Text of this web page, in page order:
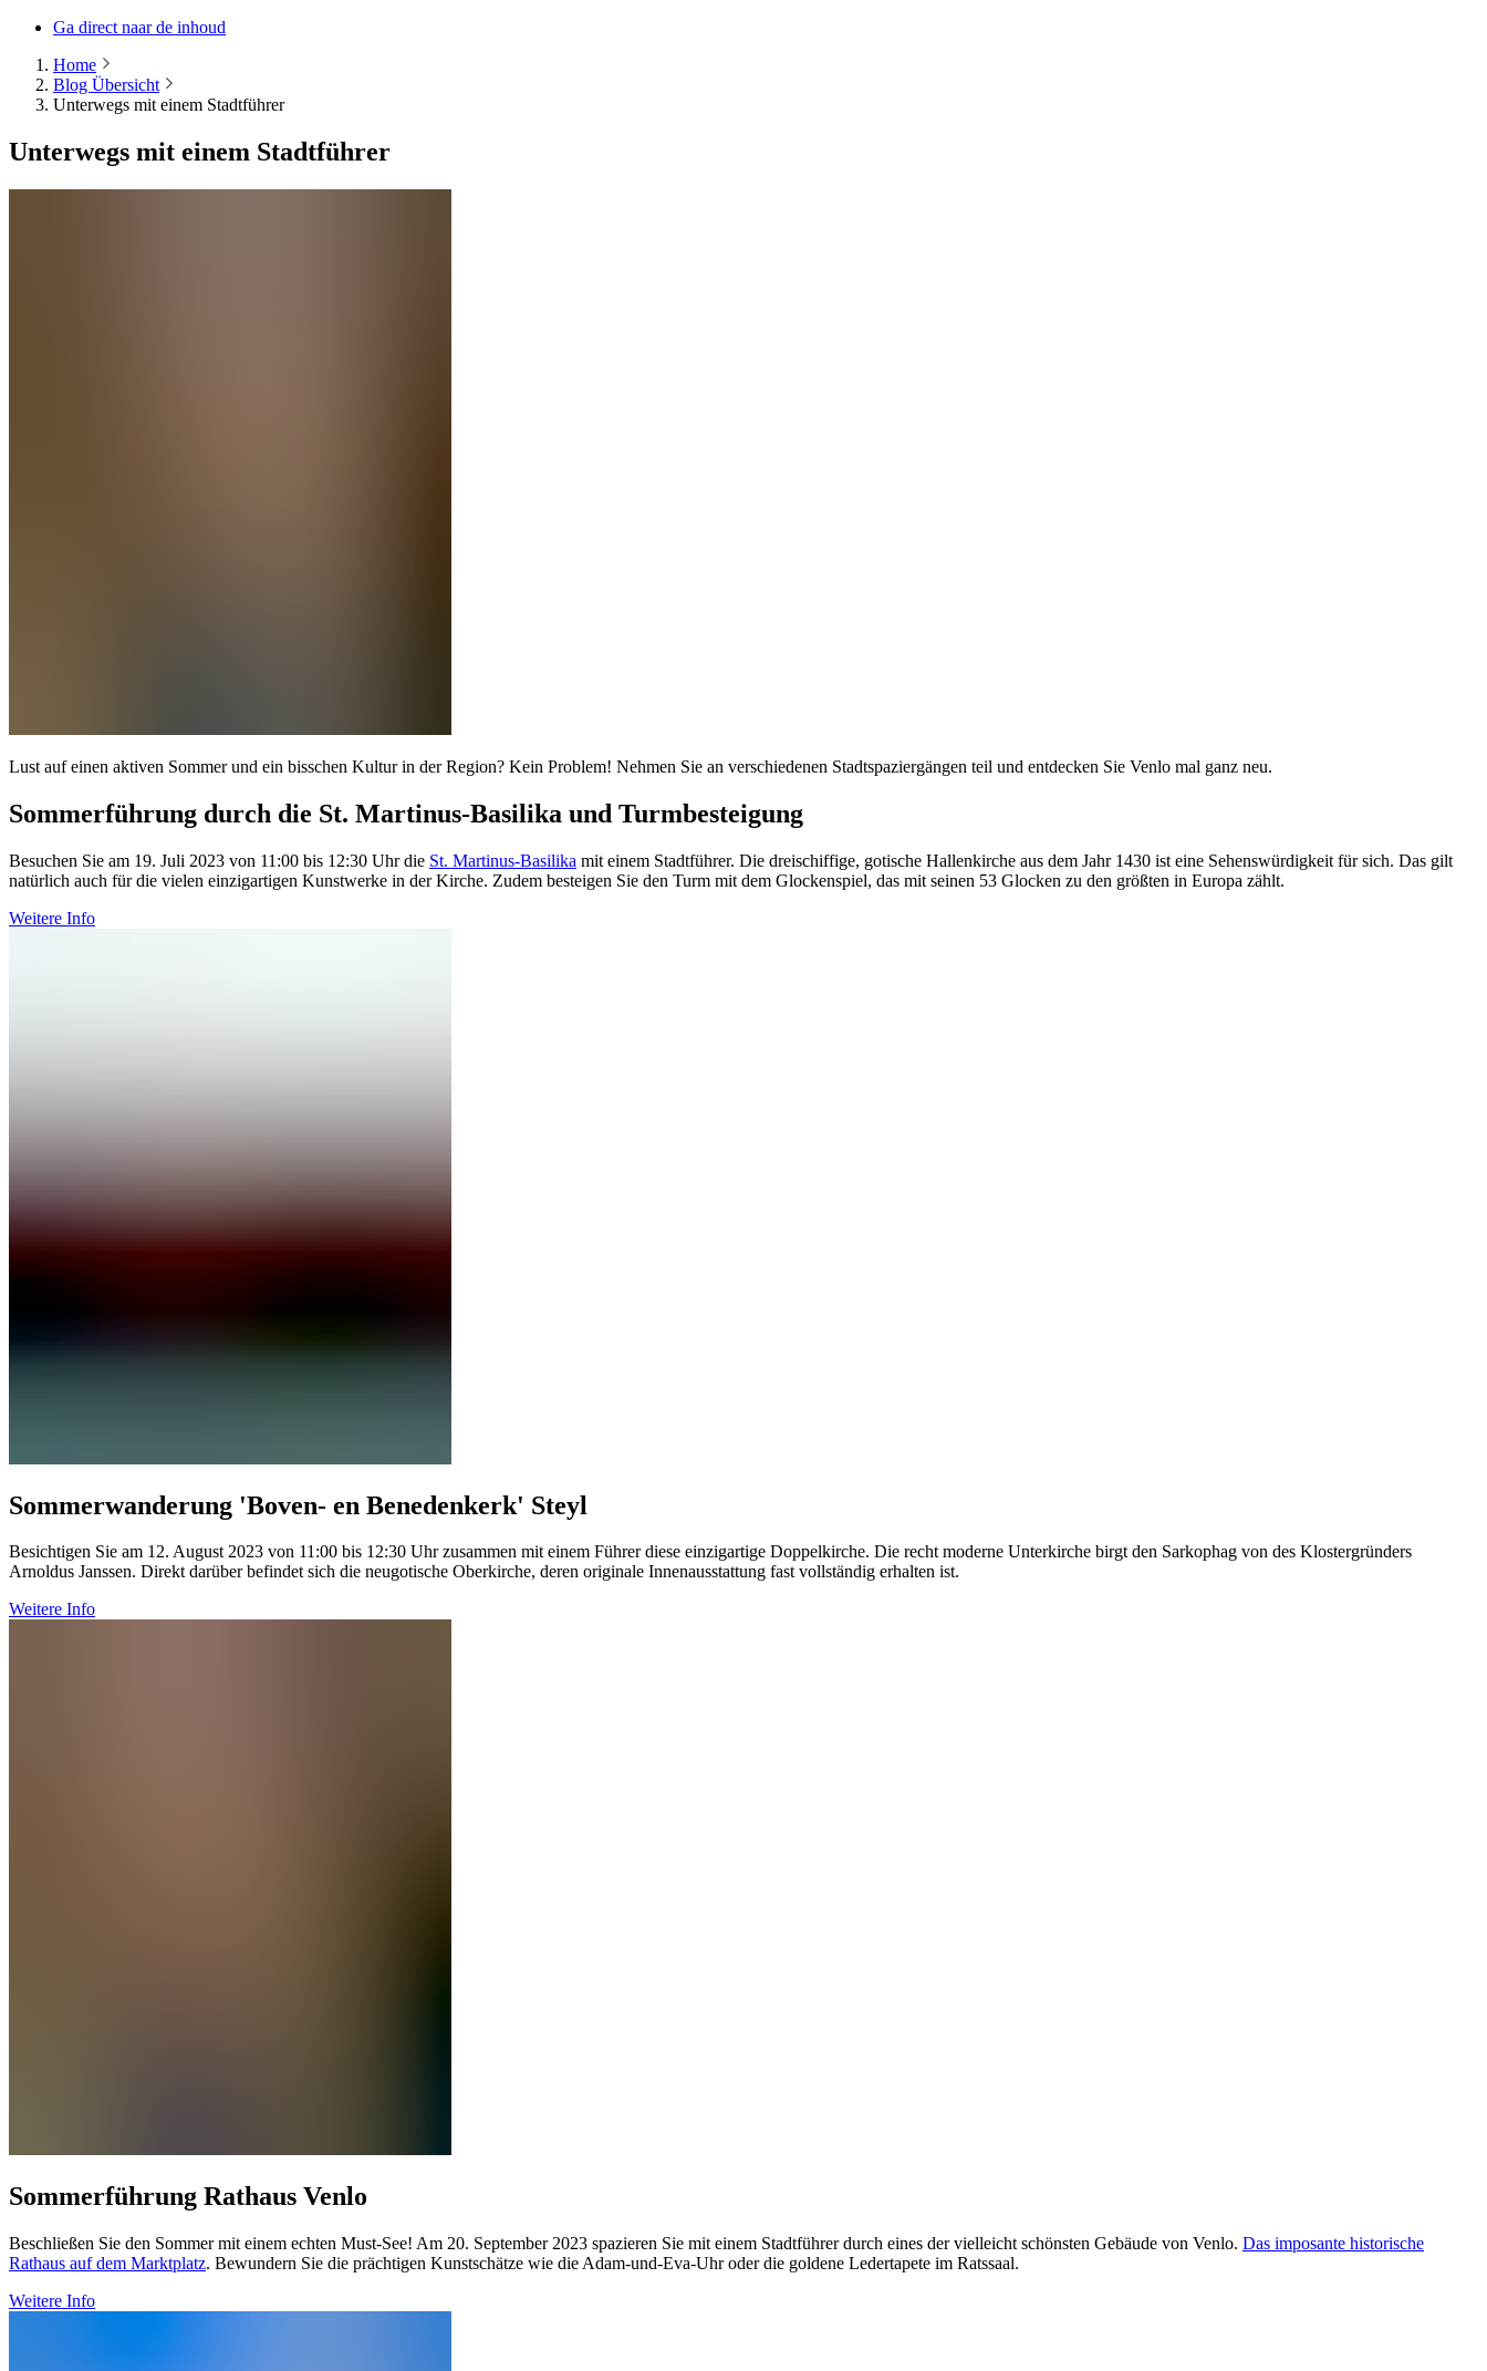
Ga direct naar de inhoud
Home
Blog Übersicht
Unterwegs mit einem Stadtführer
Unterwegs mit einem Stadtführer
Lust auf einen aktiven Sommer und ein bisschen Kultur in der Region? Kein Problem! Nehmen Sie an verschiedenen Stadtspaziergängen teil und entdecken Sie Venlo mal ganz neu.
Sommerführung durch die St. Martinus-Basilika und Turmbesteigung
Besuchen Sie am 19. Juli 2023 von 11:00 bis 12:30 Uhr die St. Martinus-Basilika mit einem Stadtführer. Die dreischiffige, gotische Hallenkirche aus dem Jahr 1430 ist eine Sehenswürdigkeit für sich. Das gilt
natürlich auch für die vielen einzigartigen Kunstwerke in der Kirche. Zudem besteigen Sie den Turm mit dem Glockenspiel, das mit seinen 53 Glocken zu den größten in Europa zählt.
Weitere Info
Sommerwanderung 'Boven- en Benedenkerk' Steyl
Besichtigen Sie am 12. August 2023 von 11:00 bis 12:30 Uhr zusammen mit einem Führer diese einzigartige Doppelkirche. Die recht moderne Unterkirche birgt den Sarkophag von des Klostergründers
Arnoldus Janssen. Direkt darüber befindet sich die neugotische Oberkirche, deren originale Innenausstattung fast vollständig erhalten ist.
Weitere Info
Sommerführung Rathaus Venlo
Beschließen Sie den Sommer mit einem echten Must-See! Am 20. September 2023 spazieren Sie mit einem Stadtführer durch eines der vielleicht schönsten Gebäude von Venlo. Das imposante historische
Rathaus auf dem Marktplatz. Bewundern Sie die prächtigen Kunstschätze wie die Adam-und-Eva-Uhr oder die goldene Ledertapete im Ratssaal.
Weitere Info